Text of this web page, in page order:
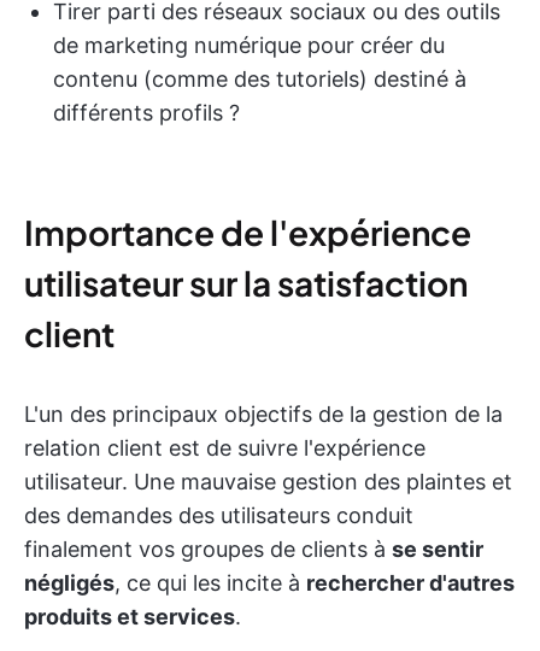
Tirer parti des réseaux sociaux ou des outils
de marketing numérique pour créer du
contenu (comme des tutoriels) destiné à
différents profils ?
Importance de l'expérience
utilisateur sur la satisfaction
client
L'un des principaux objectifs de la gestion de la
relation client est de suivre l'expérience
utilisateur. Une mauvaise gestion des plaintes et
des demandes des utilisateurs conduit
finalement vos groupes de clients à se sentir
négligés, ce qui les incite à rechercher d'autres
produits et services.